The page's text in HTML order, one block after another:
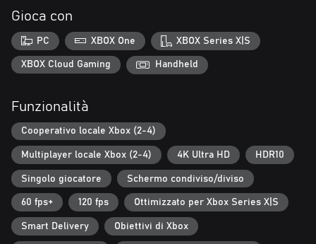
Chiunque può giocare, ma la maestria è per i forti!
Nonostante la meccanica davvero semplice che chiunque può
giocare, è necessario avere una strategia per sopravvivere agli
attacchi nemici e anche agli ostacoli e alle sfide di ogni arena. Sii
intelligente e abbi sempre una strategia in mente, poiché il gioco
può cambiare in qualsiasi momento!
Meglio con gli amici
Niente di meglio che ridere in faccia a qualcuno, vero? Tutte le
modalità di gioco di Mayhem Heroes (versus o cooperativa)
supportano da 1 a 4 giocatori.
Gioca con
PC XBOX One XBOX Series X|S
XBOX Cloud Gaming Handheld
Funzionalità
Cooperativo locale Xbox (2-4)
Multiplayer locale Xbox (2-4) 4K Ultra HD HDR10
Singolo giocatore Schermo condiviso/diviso
60 fps+ 120 fps Ottimizzato per Xbox Series X|S
Smart Delivery Obiettivi di Xbox